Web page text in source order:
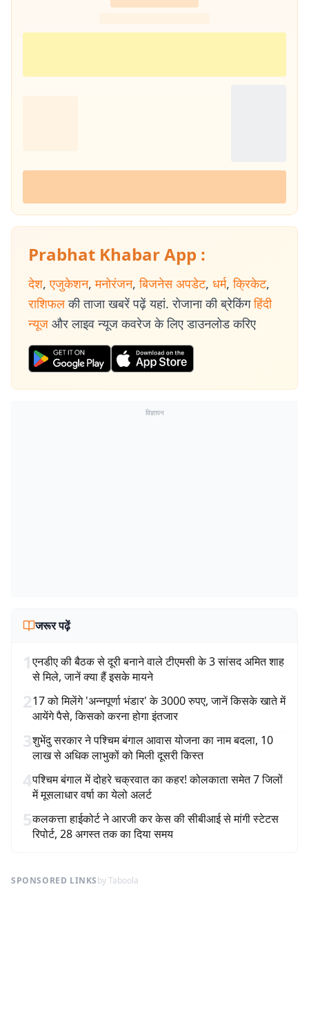
Prabhat Khabar App :
देश, एजुकेशन, मनोरंजन, बिजनेस अपडेट, धर्म, क्रिकेट,
राशिफल की ताजा खबरें पढ़ें यहां. रोजाना की ब्रेकिंग हिंदी
न्यूज और लाइव न्यूज कवरेज के लिए डाउनलोड करिए
विज्ञापन
जरूर पढ़ें
1एनडीए की बैठक से दूरी बनाने वाले टीएमसी के 3 सांसद अमित शाह
से मिले, जानें क्या हैं इसके मायने
217 को मिलेंगे 'अन्नपूर्णा भंडार' के 3000 रुपए, जानें किसके खाते में
आयेंगे पैसे, किसको करना होगा इंतजार
3शुभेंदु सरकार ने पश्चिम बंगाल आवास योजना का नाम बदला, 10
लाख से अधिक लाभुकों को मिली दूसरी किस्त
4पश्चिम बंगाल में दोहरे चक्रवात का कहर! कोलकाता समेत 7 जिलों
में मूसलाधार वर्षा का येलो अलर्ट
5कलकत्ता हाईकोर्ट ने आरजी कर केस की सीबीआई से मांगी स्टेटस
रिपोर्ट, 28 अगस्त तक का दिया समय
SPONSORED LINKSby Taboola